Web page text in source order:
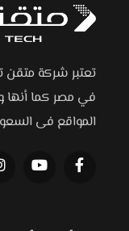
تعتبر شركة
في مصر كما
المواقع فى